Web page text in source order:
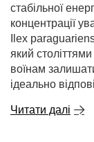
стабільної
концентрації
Ilex
який
воїнам
ідеально
Читати далі